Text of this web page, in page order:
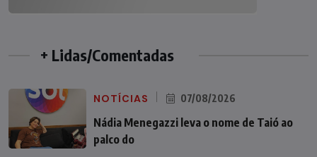
+ Lidas/Comentadas
NOTÍCIAS 07/08/2026
Nádia Menegazzi leva o nome de Taió ao
palco do